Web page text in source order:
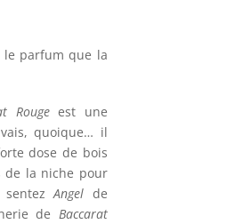
le parfum que la
Rougeest une
quoique… il
dose de bois
de la niche pour
sentezAngel de
de Baccarat